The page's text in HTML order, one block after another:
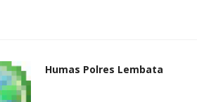
Humas Polres Lembata